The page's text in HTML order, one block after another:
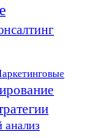
анализ